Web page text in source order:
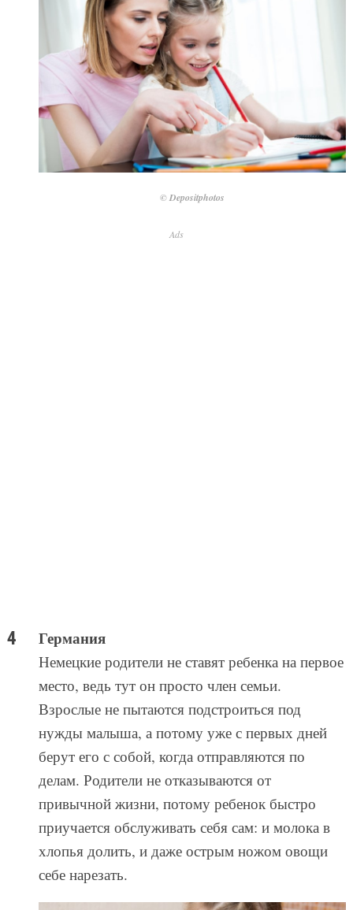
© Depositphotos
Ads
Германия
Немецкие родители не ставят ребенка на первое
место, ведь тут он просто член семьи.
Взрослые не пытаются подстроиться под
нужды малыша, а потому уже с первых дней
берут его с собой, когда отправляются по
делам. Родители не отказываются от
привычной жизни, потому ребенок быстро
приучается обслуживать себя сам: и молока в
хлопья долить, и даже острым ножом овощи
себе нарезать.